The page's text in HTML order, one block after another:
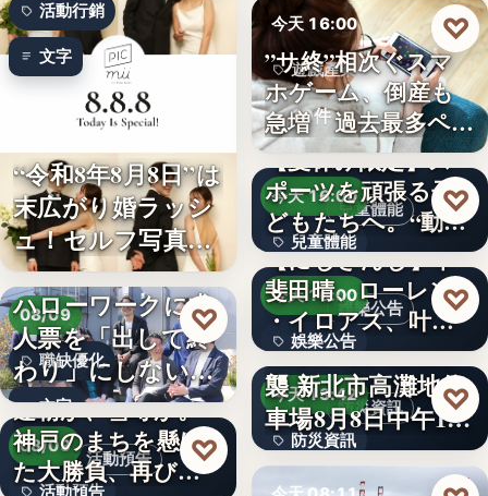
活動行銷
文字
“令和8年8月8日”は
末広がり婚ラッシ
ュ！セルフ写真館
「…
08/09
職缺優化
文字
ハローワークに求
人票を「出して終
わり」にしない。
求人票・…
♡
活動預告
08/09
活動預告
連覇か、雪辱か。
神戸のまちを懸け
た大勝負、再び！
♡
今天 16:00
遊戲產業
10件
”サ終”相次ぐスマ
ホゲーム、倒産も
急増 過去最多ペー
スで…
♡
兒童體能
今天 16:00
兒童體能
0円
【夏休み限定】ス
ポーツを頑張る子
どもたちへ。“動け
る身体…
♡
娛樂公告
今天 16:00
娛樂公告
30
【にじさんじ】甲
斐田晴、ローレン
・イロアス、叶ワ
ンマンラ…
♡
防災資訊
今天 13:42
防災資訊
文字
因應白海豚颱風來
襲 新北市高灘地停
車場8月8日中午12
時…
♡